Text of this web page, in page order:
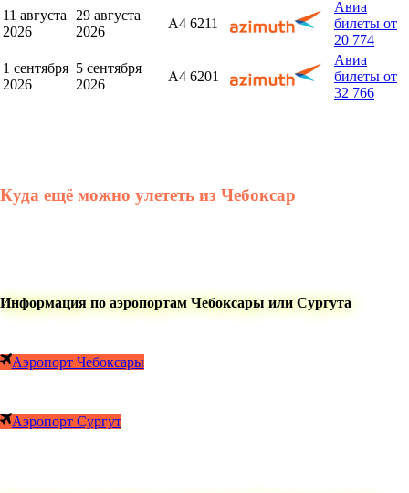
11 августа
2026
29 августа
2026
A4 6211
Авиа
билеты от
20 774
1 сентября
2026
5 сентября
2026
A4 6201
Авиа
билеты от
32 766
Куда ещё можно улететь из Чебоксар
Информация по аэропортам Чебоксары или Сургута
Аэропорт Чебоксары
Аэропорт Сургут